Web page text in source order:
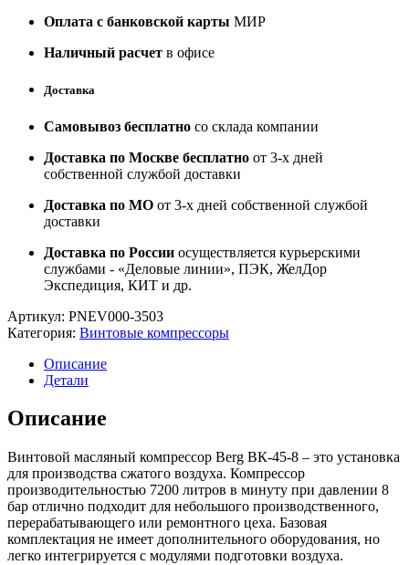
Оплата с банковской карты МИР
Наличный расчет в офисе
Доставка
Самовывоз бесплатно со склада компании
Доставка по Москве бесплатно от 3-х дней
собственной службой доставки
Доставка по МО от 3-х дней собственной службой
доставки
Доставка по России осуществляется курьерскими
службами - «Деловые линии», ПЭК, ЖелДор
Экспедиция, КИТ и др.
Артикул: PNEV000-3503
Категория: Винтовые компрессоры
Описание
Детали
Описание
Винтовой масляный компрессор Berg ВК-45-8 – это установка
для производства сжатого воздуха. Компрессор
производительностью 7200 литров в минуту при давлении 8
бар отлично подходит для небольшого производственного,
перерабатывающего или ремонтного цеха. Базовая
комплектация не имеет дополнительного оборудования, но
легко интегрируется с модулями подготовки воздуха.